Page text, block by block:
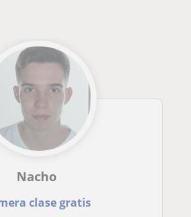
Nacho
clase gratis